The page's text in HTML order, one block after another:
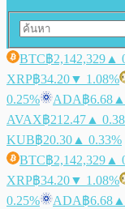
BTC฿2,142,329 ▲
XRP฿34.20▼ 1.08%
0.25%
ADA฿6.68
AVAX฿212.47 ▲
KUB฿20.30 ▲ 0.33%
BTC฿2,142,329 ▲
XRP฿34.20▼ 1.08%
0.25%
ADA฿6.68